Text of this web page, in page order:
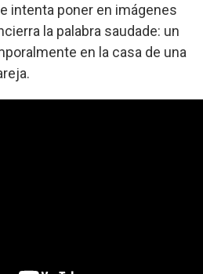
intenta poner en imágenes
la palabra saudade: un
en la casa de una